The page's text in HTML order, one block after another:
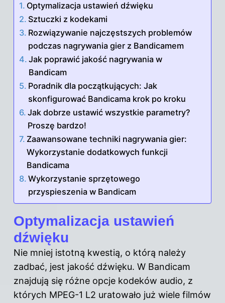
Optymalizacja ustawień dźwięku
Sztuczki z kodekami
Rozwiązywanie najczęstszych problemów
podczas nagrywania gier z Bandicamem
Jak poprawić jakość nagrywania w
Bandicam
Poradnik dla początkujących: Jak
skonfigurować Bandicama krok po kroku
Jak dobrze ustawić wszystkie parametry?
Proszę bardzo!
Zaawansowane techniki nagrywania gier:
Wykorzystanie dodatkowych funkcji
Bandicama
Wykorzystanie sprzętowego
przyspieszenia w Bandicam
Optymalizacja ustawień
dźwięku
Nie mniej istotną kwestią, o którą należy
zadbać, jest jakość dźwięku. W Bandicam
znajdują się różne opcje kodeków audio, z
których MPEG-1 L2 uratowało już wiele filmów